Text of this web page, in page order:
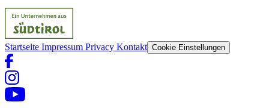
Startseite Impressum Privacy Kontakt Cookie Einstellungen